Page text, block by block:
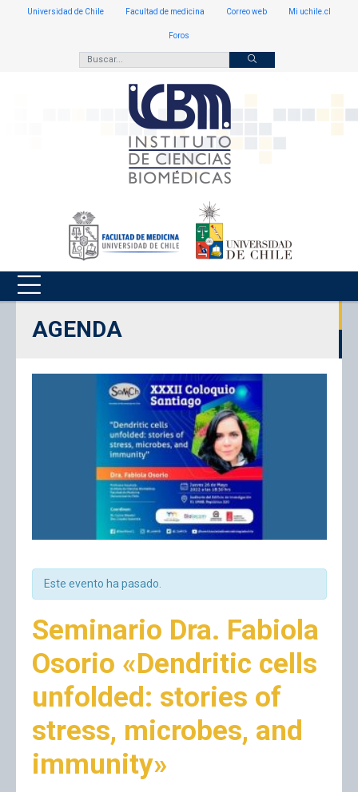
Universidad de Chile Facultad de medicina Correo web Mi uchile.cl
Foros
AGENDA
Este evento ha pasado.
Seminario Dra. Fabiola
Osorio «Dendritic cells
unfolded: stories of
stress, microbes, and
immunity»